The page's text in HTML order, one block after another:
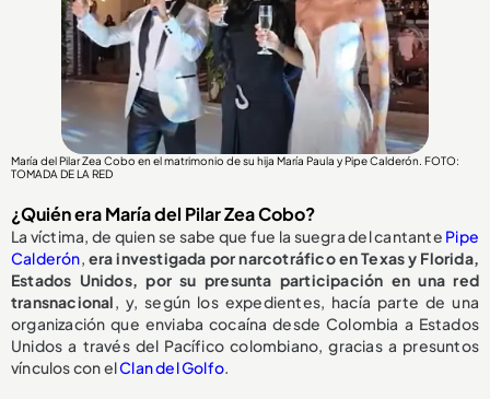
María del Pilar Zea Cobo en el matrimonio de su hija María Paula y Pipe Calderón. FOTO:
TOMADA DE LA RED
¿Quién era María del Pilar Zea Cobo?
La víctima, de quien se sabe que fue la suegra del cantante Pipe
Calderón, era investigada por narcotráfico en Texas y Florida,
Estados Unidos, por su presunta participación en una red
transnacional, y, según los expedientes, hacía parte de una
organización que enviaba cocaína desde Colombia a Estados
Unidos a través del Pacífico colombiano, gracias a presuntos
vínculos con elClan del Golfo.